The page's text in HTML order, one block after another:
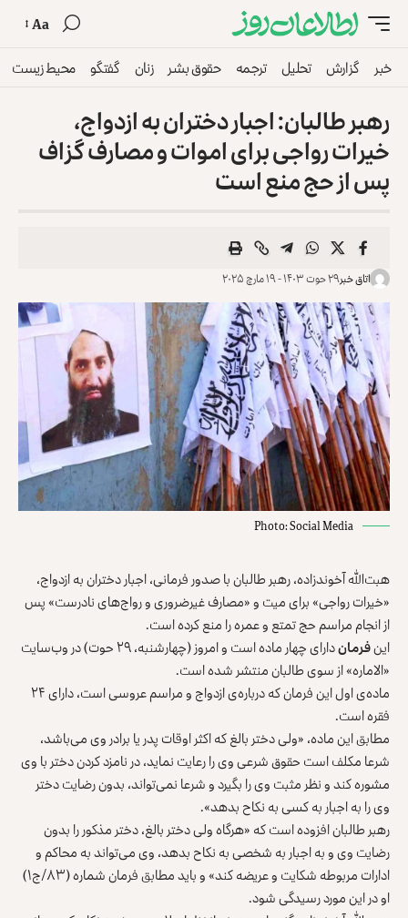
Aa
خبر گزارش تحلیل ترجمه حقوق بشر زنان گفتگو محیط زیست
رهبر طالبان: اجبار دختران به ازدواج،
خیرات رواجی برای اموات و مصارف گزاف
پس از حج منع است
اتاق خبر۲۹ حوت ۱۴۰۳ - ۱۹ مارچ ۲۰۲۵
Photo: Social Media
هبت‌الله آخوندزاده، رهبر طالبان با صدور فرمانی، اجبار دختران به ازدواج،
«خیرات رواجی» برای میت و «مصارف غیرضروری و رواج‌های نادرست» پس
از انجام مراسم حج تمتع و عمره را منع کرده است.
اینفرمان
دارای چهار ماده است و امروز (چهارشنبه، ۲۹ حوت) در وب‌سایت
«الاماره» از سوی طالبان منتشر شده است‌.
ماده‌ی اول این فرمان که درباره‌ی ازدواج و مراسم عروسی است، دارای ۲۴
فقره است.
مطابق این ماده، «ولی دختر بالغ که اکثر اوقات پدر یا برادر وی می‌باشد،
شرعا مکلف است حقوق شرعی وی را رعایت نماید، در نامزد کردن دختر با وی
مشوره کند و نظر مثبت وی را بگیرد و شرعا نمی‌تواند، بدون رضایت دختر
وی را به اجبار به کسی به نکاح بدهد».
رهبر طالبان افزوده است که «هرگاه ولی دختر بالغ، دختر مذکور را بدون
رضایت وی و به اجبار به شخصی به نکاح بدهد، وی می‌تواند به محاکم و
ادارات مربوطه شکایت و عریضه کند» و باید مطابق فرمان شماره (۸۳/ج۱)
او در این مورد رسیدگی شود.